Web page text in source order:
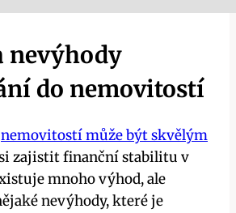
nevýhody
do nemovitostí
nemovitostí může být skvělým
zajistit finanční stabilitu v
mnoho výhod, ale
nevýhody, které je